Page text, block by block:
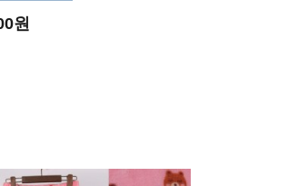
원